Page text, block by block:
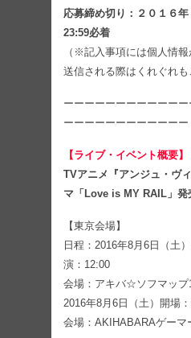
応募締め切り：２０１６年
23:59必着
（※記入事項には個人情報
送信される際はくれぐれも
ーーーーーーーーーーー
ーーーーーーーーーーーー
【ライブ・イベント概要】
TVアニメ『アンジュ・ヴ
マ「Love is MY RAIL」発
【東京会場】
日程：2016年8月6日（土
演：12:00
会場：アキバ☆ソフマップ
2016年8月6日（土）開場
会場：AKIHABARAゲーマ